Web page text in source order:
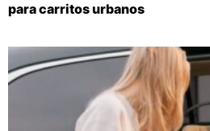
para carritos urbanos